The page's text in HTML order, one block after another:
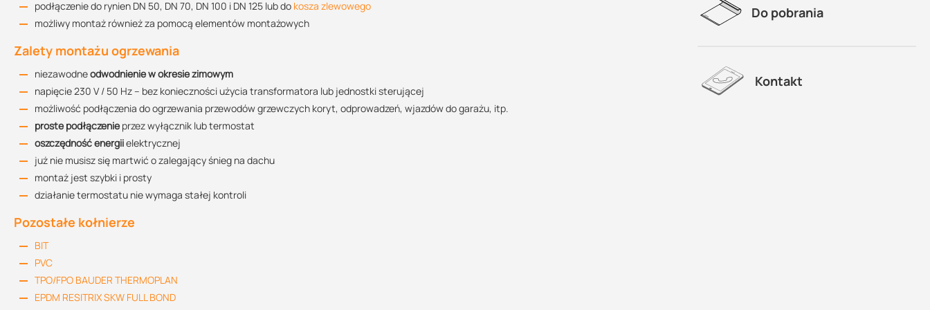
podłączenie do rynien DN 50, DN 70, DN 100 i DN 125 lub do kosza zlewowego
możliwy montaż również za pomocą elementów montażowych
Zalety montażu ogrzewania
niezawodneodwodnienie w okresie zimowym
napięcie 230 V / 50 Hz – bez konieczności użycia transformatora lub jednostki sterującej
możliwość podłączenia do ogrzewania przewodów grzewczych koryt, odprowadzeń, wjazdów do garażu, itp.
proste podłączenie przez wyłącznik lub termostat
oszczędność energiielektrycznej
już nie musisz się martwić o zalegający śnieg na dachu
montaż jest szybki i prosty
działanie termostatu nie wymaga stałej kontroli
Pozostałe kołnierze
BIT
PVC
TPO/FPO BAUDER THERMOPLAN
EPDM RESITRIX SKW FULL BOND
Średnica Rekomendowana przepustowość
Wysokość słupa wody
DN 50
0,9 l/s
DN 70
1,9 l/s
75 mm
DN 100
5,5 l/s
110 mm
DN 125
7,6 l/s
125 mm
DN 150
9,0 l/s 160 mm
Opis połączenia
podłączenie wykonuje się do puszki elektrycznej
podłączenie przewodów: żółtozielony – ochronny, czarny – fazowy, niebieski - zerowy
napięcie znamionowe: 230 V, 50 Hz
pobór mocy: 7 W przy 20°C, 10 W przy 0°C, 14 W przy -20°C
Rysunek techniczny TWCE 75
Rysunek techniczny TWCE 110
108.7 KB
Rysunek techniczny TWCE 125
109.29 KB
Do pobrania
Kontakt